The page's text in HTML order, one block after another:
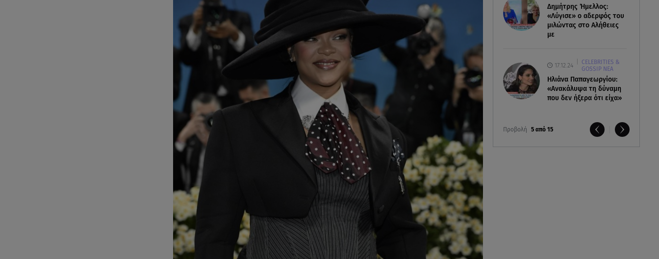
Δημήτρης Ήμελλος:
«Λύγισε» ο αδερφός του
μιλώντας στο Αλήθειες
με
17.12.24
CELEBRITIES &
GOSSIP ΝΕΑ
Ηλιάνα Παπαγεωργίου:
«Ανακάλυψα τη δύναμη
που δεν ήξερα ότι είχα»
Προβολή 5 από 15